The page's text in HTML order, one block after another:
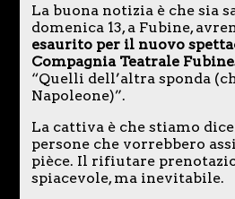
La buona notizia è che sia
domenica 13, a Fubine,
esaurito per il nuovo
Compagnia Teatrale
“Quelli dell’altra sponda
Napoleone)”.
La cattiva è che stiamo
persone che vorrebbero
pièce. Il rifiutare
spiacevole, ma inevitabile.